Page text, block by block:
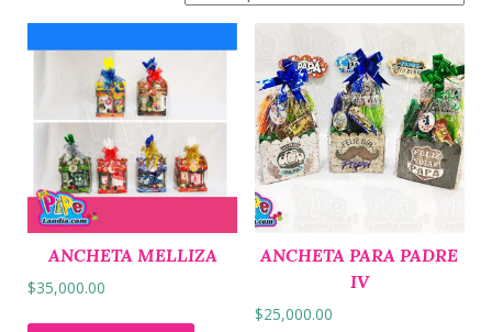
ANCHETA MELLIZA
$35,000.00
ANCHETA PARA PADRE
IV
$25,000.00